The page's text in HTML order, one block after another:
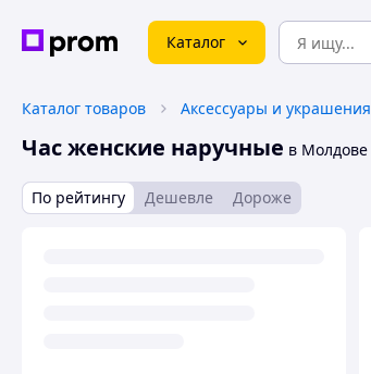
Каталог
Каталог товаров Аксессуары и украшения
Час женские наручные в Молдове
По рейтингу Дешевле Дороже